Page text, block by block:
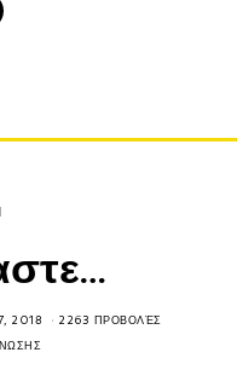
2018 2263 ΠΡΟΒΟΛΈΣ